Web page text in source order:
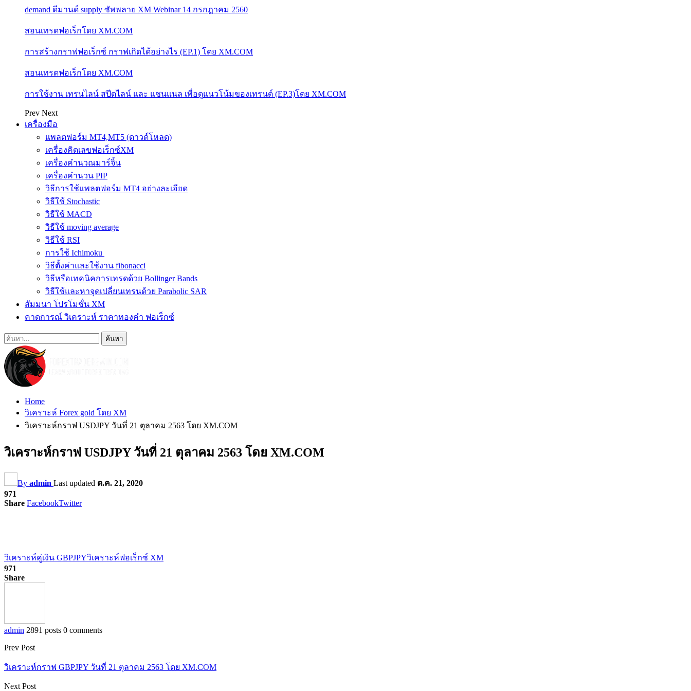
demand ดีมานด์ supply ซัพพลาย XM Webinar 14 กรกฎาคม 2560
สอนเทรดฟอเร็กโดย XM.COM
การสร้างกราฟฟอเร็กซ์ กราฟเกิดได้อย่างไร (EP.1) โดย XM.COM
สอนเทรดฟอเร็กโดย XM.COM
การใช้งาน เทรนไลน์ สปีดไลน์ และ แชนแนล เพื่อดูแนวโน้มของเทรนด์ (EP.3)โดย XM.COM
Prev Next
เครื่องมือ
แพลตฟอร์ม MT4,MT5 (ดาวด์โหลด)
เครื่องคิดเลขฟอเร็กซ์XM
เครื่องคำนวณมาร์จิ้น
เครื่องคำนวน PIP
วิธีการใช้แพลตฟอร์ม MT4 อย่างละเอียด
วิธีใช้ Stochastic
วิธีใช้ MACD
วิธีใช้ moving average
วิธีใช้ RSI
การใช้ Ichimoku
วิธีตั้งค่าและใช้งาน fibonacci
วิธีหรือเทคนิคการเทรดด้วย Bollinger Bands
วิธีใช้และหาจุดเปลี่ยนเทรนด้วย Parabolic SAR
สัมมนา โปรโมชั่น XM
คาดการณ์ วิเคราะห์ ราคาทองคำ ฟอเร็กซ์
Home
วิเคราะห์ Forex gold โดย XM
วิเคราะห์กราฟ USDJPY วันที่ 21 ตุลาคม 2563 โดย XM.COM
วิเคราะห์กราฟ USDJPY วันที่ 21 ตุลาคม 2563 โดย XM.COM
By admin Last updated ต.ค. 21, 2020
971
Share FacebookTwitter
วิเคราะห์คู่เงิน GBPJPYวิเคราะห์ฟอเร็กซ์ XM
971
Share
admin 2891 posts 0 comments
Prev Post
วิเคราะห์กราฟ GBPJPY วันที่ 21 ตุลาคม 2563 โดย XM.COM
Next Post